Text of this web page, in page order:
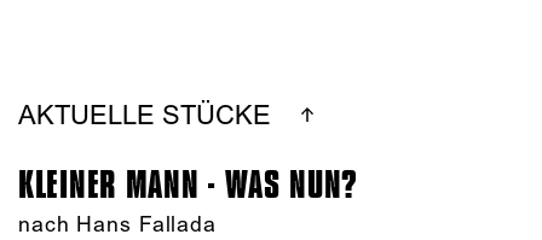
AKTUELLE STÜCKE
KLEINER MANN - WAS NUN?
nach Hans Fallada